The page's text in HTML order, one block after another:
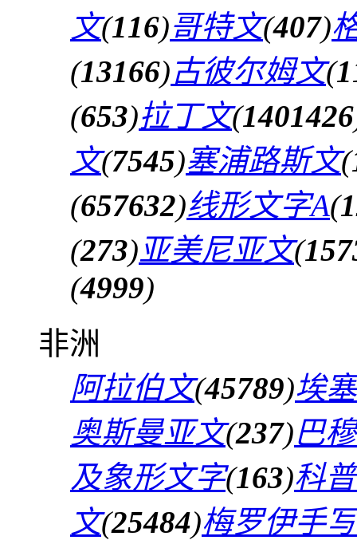
文(116)哥特文(407)
(13166)古彼尔姆文(
(653)拉丁文(1401426
文(7545)塞浦路斯文(
(657632)线形文字A(
(273)亚美尼亚文(
(4999)
非洲
阿拉伯文(45789)埃
奥斯曼亚文(237)巴
及象形文字(163)科
文(25484)梅罗伊手